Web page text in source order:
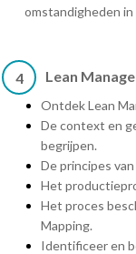
omstandigheden
4 Lean
Ontdek Lean
De context en
begrijpen.
De principes
Het
Het proces
Mapping.
Identificeer en